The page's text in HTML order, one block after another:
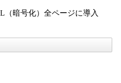
（暗号化）全ページに導入